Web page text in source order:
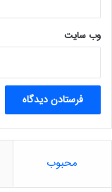
وب‌ سایت
محبوب